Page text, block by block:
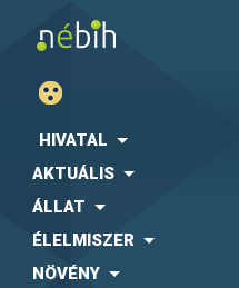
HIVATAL
AKTUÁLIS
ÁLLAT
ÉLELMISZER
NÖVÉNY